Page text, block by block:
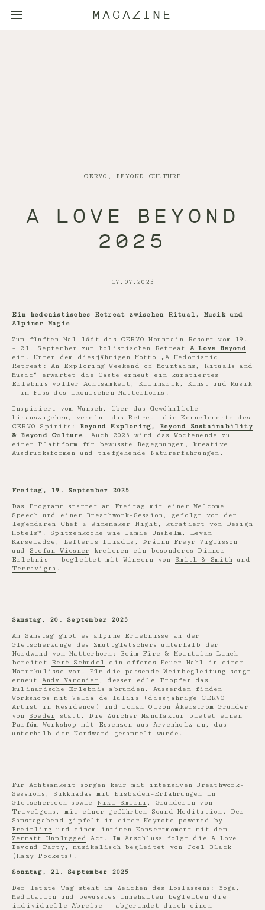
MAGAZINE
CERVO, BEYOND CULTURE
A LOVE BEYOND
2025
17.07.2025
Ein hedonistisches Retreat zwischen Ritual, Musik und
Alpiner Magie
Zum fünften Mal lädt das CERVO Mountain Resort vom 19.
– 21. September zum holistischen Retreat A Love Beyond
ein. Unter dem diesjährigen Motto „A Hedonistic
Retreat: An Exploring Weekend of Mountains, Rituals and
Music“ erwartet die Gäste erneut ein kuratiertes
Erlebnis voller Achtsamkeit, Kulinarik, Kunst und Musik
– am Fuss des ikonischen Matterhorns.
Inspiriert vom Wunsch, über das Gewöhnliche
hinauszugehen, vereint das Retreat die Kernelemente des
CERVO-Spirits:
Beyond Exploring, Beyond Sustainability
& Beyond Culture . Auch 2025 wird das Wochenende zu
einer Plattform für bewusste Begegnungen, kreative
Ausdrucksformen und tiefgehende Naturerfahrungen.
Freitag, 19. September 2025
Das Programm startet am Freitag mit einer Welcome
Speech und einer Breathwork-Session, gefolgt von der
legendären Chef & Winemaker Night, kuratiert von Design
Hotels™ . Spitzenköche wie Jamie Unshelm , Levan
Karseladze , Lefteris Iliadis ,Þráinn Freyr Vigfússon
und Stefan Wiesner
kreieren ein besonderes Dinner-
Erlebnis - begleitet mit Winzern von Smith & Smith und
Terravigna .
Samstag, 20. September 2025
Am Samstag gibt es alpine Erlebnisse an der
Gletscherzunge des Zmuttgletschers unterhalb der
Nordwand vom Matterhorn: Beim Fire & Mountains Lunch
bereitet René Schudel ein offenes Feuer-Mahl in einer
Naturkulisse vor. Für die passende Weinbegleitung sorgt
erneut Andy Varonier , dessen edle Tropfen das
kulinarische Erlebnis abrunden. Ausserdem finden
Workshops mitVelia de Iuliis (diesjährige CERVO
Artist in Residence) und Johan Olzon Åkerström Gründer
von Soeder
statt. Die Zürcher Manufaktur bietet einen
Parfüm-Workshop mit Essenzen aus Arvenholz an, das
unterhalb der Nordwand gesammelt wurde.
Für Achtsamkeit sorgen keur
mit intensiven Breathwork-
Sessions, Sukkhadas
mit Eisbaden-Erfahrungen in
Gletscherseen sowie Niki Smirni , Gründerin von
Travelgems, mit einer geführten Sound Meditation. Der
Samstagabend gipfelt in einer Keynote powered by
Breitling und einem intimen Konzertmoment mit dem
Zermatt Unplugged Act. Im Anschluss folgt die A Love
Beyond Party, musikalisch begleitet von
Joel Black
(Hazy Pockets).
Sonntag, 21. September 2025
Der letzte Tag steht im Zeichen des Loslassens: Yoga,
Meditation und bewusstes Innehalten begleiten die
individuelle Abreise – abgerundet durch einen